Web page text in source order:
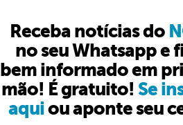
Receba notícias do
no seu Whatsapp e
bem informado em
mão! É gratuito! Se
aquiou aponte seu